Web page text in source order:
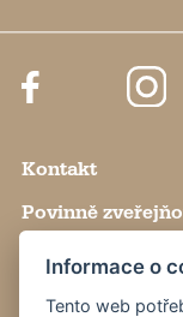
Kontakt
Povinně
Nastavení cookies
Výroční zprávy
Informace o
Tento web